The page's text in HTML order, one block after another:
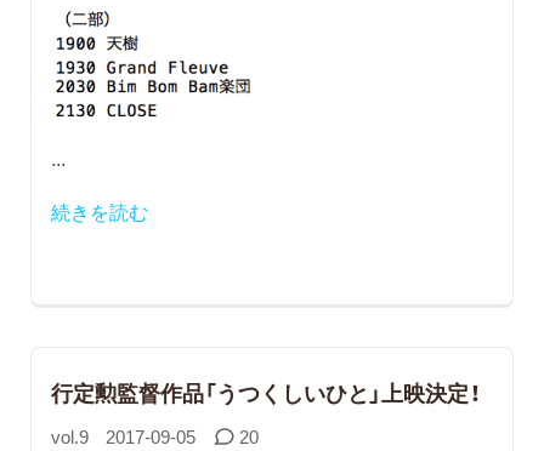
...
続きを読む
行定勲監督作品「うつくしいひと」上映決定！
vol.9 2017-09-05 20